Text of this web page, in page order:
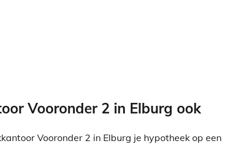
Vooronder 2 in Elburg ook
Vooronder 2 in Elburg je hypotheek op een